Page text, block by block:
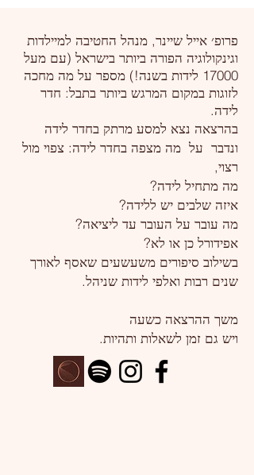
פרופ׳ אייל שיינר, מנהל החטיבה למיילדות
וגינקולוגיה הפורה ביותר בישראל (עם מעל
17000 לידות בשנה!) מספר על מה מחכה
לזוגות במקום המרגש ביותר בתבל: חדר
לידה.
בהרצאה נצא למסע מרתק בחדר לידה
ונדבר על מה מצפה בחדר לידה: צפוי מול
רצוי,
מה מתחיל לידה?
איזה שלבים יש ללידה?
מה עובר על העובר עד ליציאה?
אפידורל כן או לא?
בשילוב סיפורים משעשעים שאסף לאורך
שנים רבות ואלפי לידות שניהל.
משך ההרצאה כשעה
ויש גם זמן לשאלות ותהיות.